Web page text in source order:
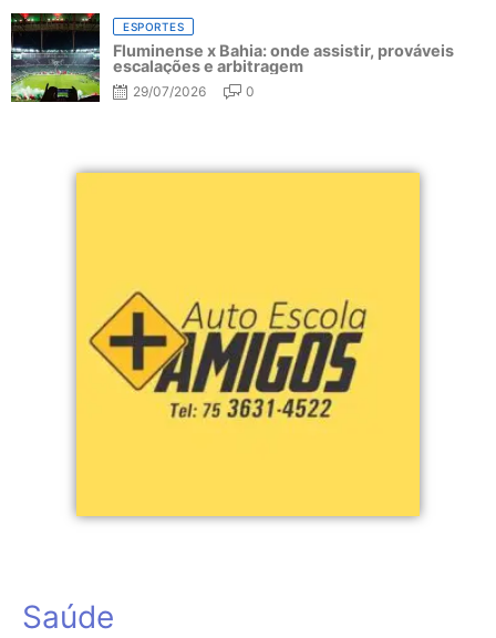
ESPORTES
Fluminense x Bahia: onde assistir, prováveis
escalações e arbitragem
29/07/2026 0
Saúde